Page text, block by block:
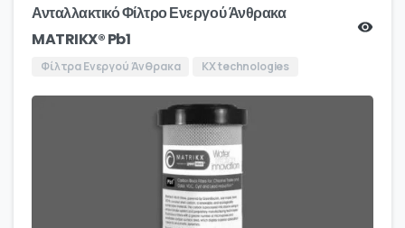
Ανταλλακτικό Φίλτρο Ενεργού Άνθρακα
MATRIKX® Pb1
Φίλτρα Ενεργού Άνθρακα KX technologies